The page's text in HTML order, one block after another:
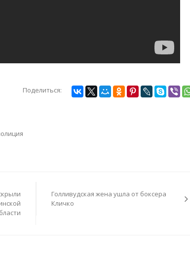
Поделиться:
Голливудская жена ушла от боксера
Кличко